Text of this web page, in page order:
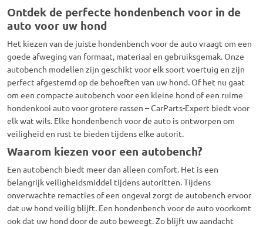
Ontdek de perfecte hondenbench voor in de
auto voor uw hond
Het kiezen van de juiste hondenbench voor de auto vraagt om een
goede afweging van formaat, materiaal en gebruiksgemak. Onze
autobench modellen zijn geschikt voor elk soort voertuig en zijn
perfect afgestemd op de behoeften van uw hond. Of het nu gaat
om een compacte autobench voor een kleine hond of een ruime
hondenkooi auto voor grotere rassen – CarParts-Expert biedt voor
elk wat wils. Elke hondenbench voor de auto is ontworpen om
veiligheid en rust te bieden tijdens elke autorit.
Waarom kiezen voor een autobench?
Een autobench biedt meer dan alleen comfort. Het is een
belangrijk veiligheidsmiddel tijdens autoritten. Tijdens
onverwachte remacties of een ongeval zorgt de autobench ervoor
dat uw hond veilig blijft. Een hondenbench voor de auto voorkomt
ook dat uw hond door de auto beweegt. Zo blijft uw aandacht